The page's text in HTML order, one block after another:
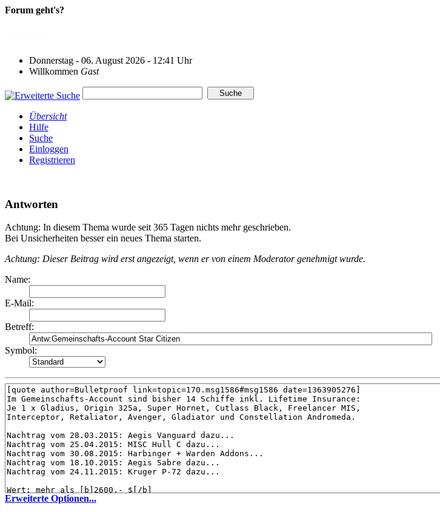
Forum geht's?
Donnerstag - 06. August 2026 - 12:41 Uhr
Willkommen Gast
Übersicht
Hilfe
Suche
Einloggen
Registrieren
Antworten
Achtung: In diesem Thema wurde seit 365 Tagen nichts mehr geschrieben.
Bei Unsicherheiten besser ein neues Thema starten.
Achtung: Dieser Beitrag wird erst angezeigt, wenn er von einem Moderator genehmigt wurde.
Name:
E-Mail:
Betreff:
Symbol:
Erweiterte Optionen...